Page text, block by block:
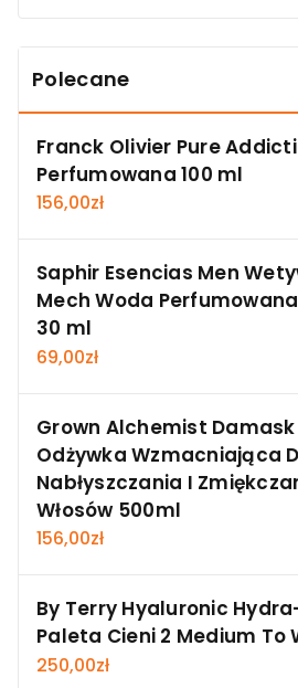
Polecane
Franck Olivier Pure
Perfumowana 100 ml
156,00zł
Saphir Esencias Men
Mech Woda Perfumowana
30 ml
69,00zł
Grown Alchemist Damask
Odżywka Wzmacniająca
Nabłyszczania I
Włosów 500ml
156,00zł
By Terry Hyaluronic
Paleta Cieni 2 Medium To
250,00zł